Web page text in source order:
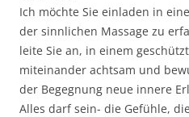
Ich möchte Sie einladen in
der sinnlichen Massage zu
leite Sie an, in einem
miteinander achtsam und
der Begegnung neue innere
Alles darf sein- die Gefühle,